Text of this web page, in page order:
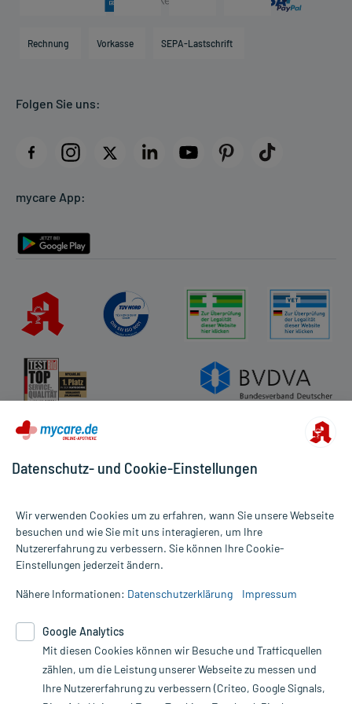
Direktabrechnung PKV
AGB
Datenschutz
Rückgabe/Widerruf
Rechnung Vorkasse SEPA-Lastschrift
Folgen Sie uns:
mycare App:
Alle Preise gelten inkl. MwSt., ggf. zzgl. Versandkosten
Informationen auf dieser Website werden ausschließlich für
die Untersuchung und Behandlung durch einen Arzt. Bitte
Therapien eingeleitet werden können. | Diese Webseite benutzt
Google Analytics. Lesen Sie bitte dazu die wichtigen Hinweise in
unserer Datenschutzerklärung. Für den Widerruf einer Bestellung
nutzen Sie das Formular:
Datenschutz- und Cookie-Einstellungen
Wir verwenden Cookies um zu erfahren, wann Sie unsere Webseite
besuchen und wie Sie mit uns interagieren, um Ihre
Nutzererfahrung zu verbessern. Sie können Ihre Cookie-
Einstellungen jederzeit ändern.
Nähere Informationen: Datenschutzerklärung Impressum
Google Analytics
Mit diesen Cookies können wir Besuche und Trafficquellen
zählen, um die Leistung unserer Webseite zu messen und
Ihre Nutzererfahrung zu verbessern (Criteo, Google Signals,